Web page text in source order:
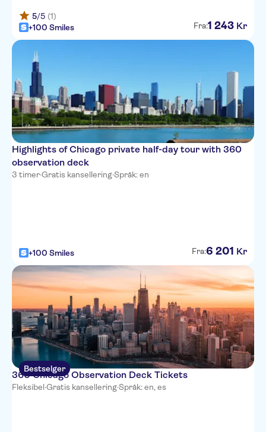
5/5 (1)
+100 Smiles
Fra:1 243 Kr
Highlights of Chicago private half-day tour with 360
observation deck
3 timer·Gratis kansellering·Språk: en
+100 Smiles Fra:6 201 Kr
Bestselger
360 Chicago Observation Deck Tickets
Fleksibel·Gratis kansellering·Språk: en, es